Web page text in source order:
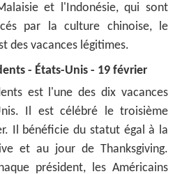
et l'Indonésie, qui sont
par la culture chinoise, le
des vacances légitimes.
- États-Unis - 19 février
est l'une des dix vacances
Il est célébré le troisième
Il bénéficie du statut égal à la
et au jour de Thanksgiving.
président, les Américains